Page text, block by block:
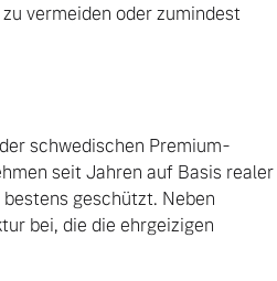
vermeiden oder zumindest
schwedischen Premium-
seit Jahren auf Basis realer
geschützt. Neben
bei, die die ehrgeizigen